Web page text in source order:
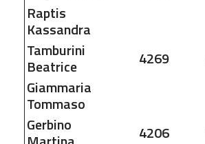
Raptis
Kassandra
Tamburini
Beatrice 4269
Giammaria
Tommaso
Gerbino
4206